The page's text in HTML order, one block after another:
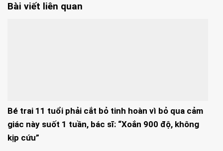
Bài viết liên quan
Bé trai 11 tuổi phải cắt bỏ tinh hoàn vì bỏ qua cảm
giác này suốt 1 tuần, bác sĩ: “Xoắn 900 độ, không
kịp cứu”